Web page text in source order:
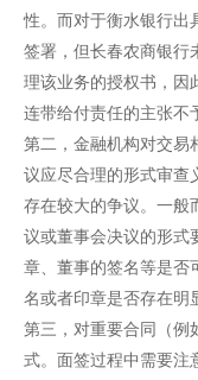
性。而对于衡水银行出
签署，但长春农商银行
理该业务的授权书，因
连带给付责任的主张不
第二，金融机构对交易
议应尽合理的形式审查
存在较大的争议。一般
议或董事会决议的形式
章、董事的签名等是否
名或者印章是否存在明
第三，对重要合同（例
式。面签过程中需要注